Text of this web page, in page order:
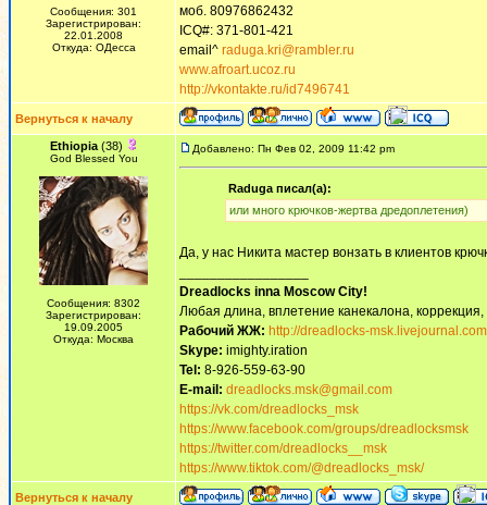
Сообщения: 301
Зарегистрирован:
22.01.2008
Откуда: ОДесса
моб. 80976862432
ICQ#: 371-801-421
email^ raduga.kri@rambler.ru
www.afroart.ucoz.ru
http://vkontakte.ru/id7496741
Вернуться к началу
Ethiopia(38)
God Blessed You
Сообщения: 8302
Зарегистрирован:
19.09.2005
Откуда: Москва
Добавлено: Пн Фев 02, 2009 11:42 pm
Raduga писал(а):
или много крючков-жертва дредоплетения)
Да, у нас Никита мастер вонзать в клиентов
Dreadlocks inna Moscow Сity!
Любая длина, вплетение канекалона,
Рабочий ЖЖ: http://dreadlocks-
Skype: imighty.iration
Tel: 8-926-559-63-90
E-mail: dreadlocks.msk@gmail.com
https://vk.com/dreadlocks_msk
https://www.facebook.com/groups/dreadlocksmsk
https://twitter.com/dreadlocks__msk
https://www.tiktok.com/@dreadlocks_msk/
Вернуться к началу